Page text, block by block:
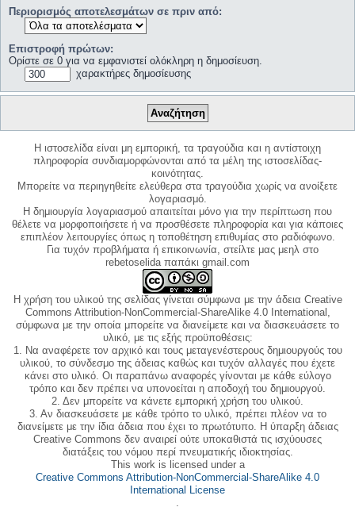
Περιορισμός αποτελεσμάτων σε πριν από:
Επιστροφή πρώτων:
Ορίστε σε 0 για να εμφανιστεί ολόκληρη η δημοσίευση.
χαρακτήρες δημοσίευσης
Η ιστοσελίδα είναι μη εμπορική, τα τραγούδια και η αντίστοιχη
πληροφορία συνδιαμορφώνονται από τα μέλη της ιστοσελίδας-
κοινότητας.
Μπορείτε να περιηγηθείτε ελεύθερα στα τραγούδια χωρίς να ανοίξετε
λογαριασμό.
Η δημιουργία λογαριασμού απαιτείται μόνο για την περίπτωση που
θέλετε να μορφοποιήσετε ή να προσθέσετε πληροφορία και για κάποιες
επιπλέον λειτουργίες όπως η τοποθέτηση επιθυμίας στο ραδιόφωνο.
Για τυχόν προβλήματα ή επικοινωνία, στείλτε μας μεηλ στο
rebetoselida παπάκι gmail.com
Η χρήση του υλικού της σελίδας γίνεται σύμφωνα με την άδεια Creative
Commons Attribution-NonCommercial-ShareAlike 4.0 International,
σύμφωνα με την οποία μπορείτε να διανείμετε και να διασκευάσετε το
υλικό, με τις εξής προϋποθέσεις:
1. Να αναφέρετε τον αρχικό και τους μεταγενέστερους δημιουργούς του
υλικού, το σύνδεσμο της άδειας καθώς και τυχόν αλλαγές που έχετε
κάνει στο υλικό. Οι παραπάνω αναφορές γίνονται με κάθε εύλογο
τρόπο και δεν πρέπει να υπονοείται η αποδοχή του δημιουργού.
2. Δεν μπορείτε να κάνετε εμπορική χρήση του υλικού.
3. Αν διασκευάσετε με κάθε τρόπο το υλικό, πρέπει πλέον να το
διανείμετε με την ίδια άδεια που έχει το πρωτότυπο. Η ύπαρξη άδειας
Creative Commons δεν αναιρεί ούτε υποκαθιστά τις ισχύουσες
διατάξεις του νόμου περί πνευματικής ιδιοκτησίας.
This work is licensed under a
Creative Commons Attribution-NonCommercial-ShareAlike 4.0
International License